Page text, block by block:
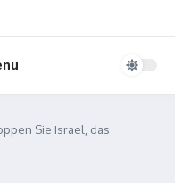
Sie Israel, das